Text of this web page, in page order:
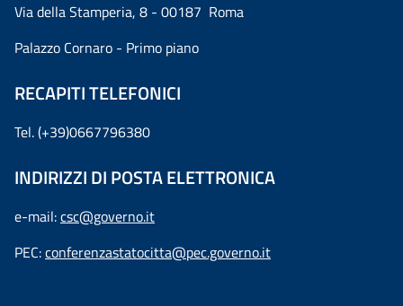
Via della Stamperia, 8 - 00187 Roma
Palazzo Cornaro - Primo piano
RECAPITI TELEFONICI
Tel. (+39)0667796380
INDIRIZZI DI POSTA ELETTRONICA
e-mail:csc@governo.it
PEC:conferenzastatocitta@pec.governo.it